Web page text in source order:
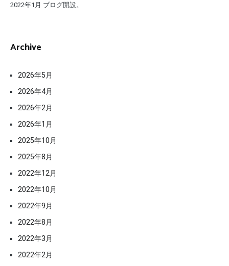
2022年1月 ブログ開設。
Archive
2026年5月
2026年4月
2026年2月
2026年1月
2025年10月
2025年8月
2022年12月
2022年10月
2022年9月
2022年8月
2022年3月
2022年2月